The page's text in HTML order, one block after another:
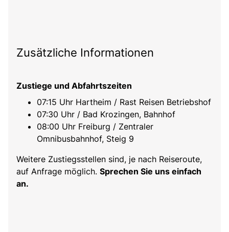
Zusätzliche Informationen
Zustiege und Abfahrtszeiten
07:15 Uhr Hartheim / Rast Reisen Betriebshof
07:30 Uhr / Bad Krozingen, Bahnhof
08:00 Uhr Freiburg / Zentraler
Omnibusbahnhof, Steig 9
Weitere Zustiegsstellen sind, je nach Reiseroute,
auf Anfrage möglich. Sprechen Sie uns einfach
an.